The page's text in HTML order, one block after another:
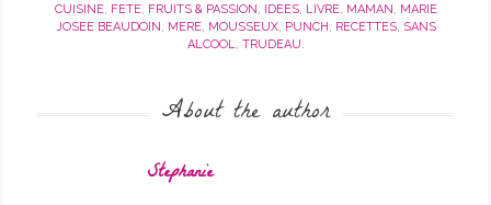
CUISINE, FETE, FRUITS & PASSION IDEES, LIVRE, MAMAN
MARIE
JOSEE BEAUDOIN
MERE, MOUSSEUX, PUNCH RECETTES, SANS
ALCOOL
TRUDEAU
About the author
Stephanie